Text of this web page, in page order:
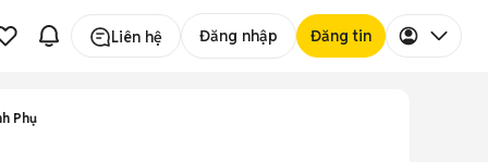
Liên hệ Đăng nhập Đăng tin
Phụ